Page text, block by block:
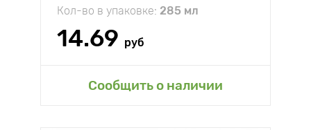
Кол-во в упаковке: 285 мл
14.69 руб
Сообщить о наличии